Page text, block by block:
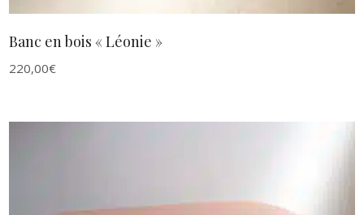
Banc en bois « Léonie »
220,00€